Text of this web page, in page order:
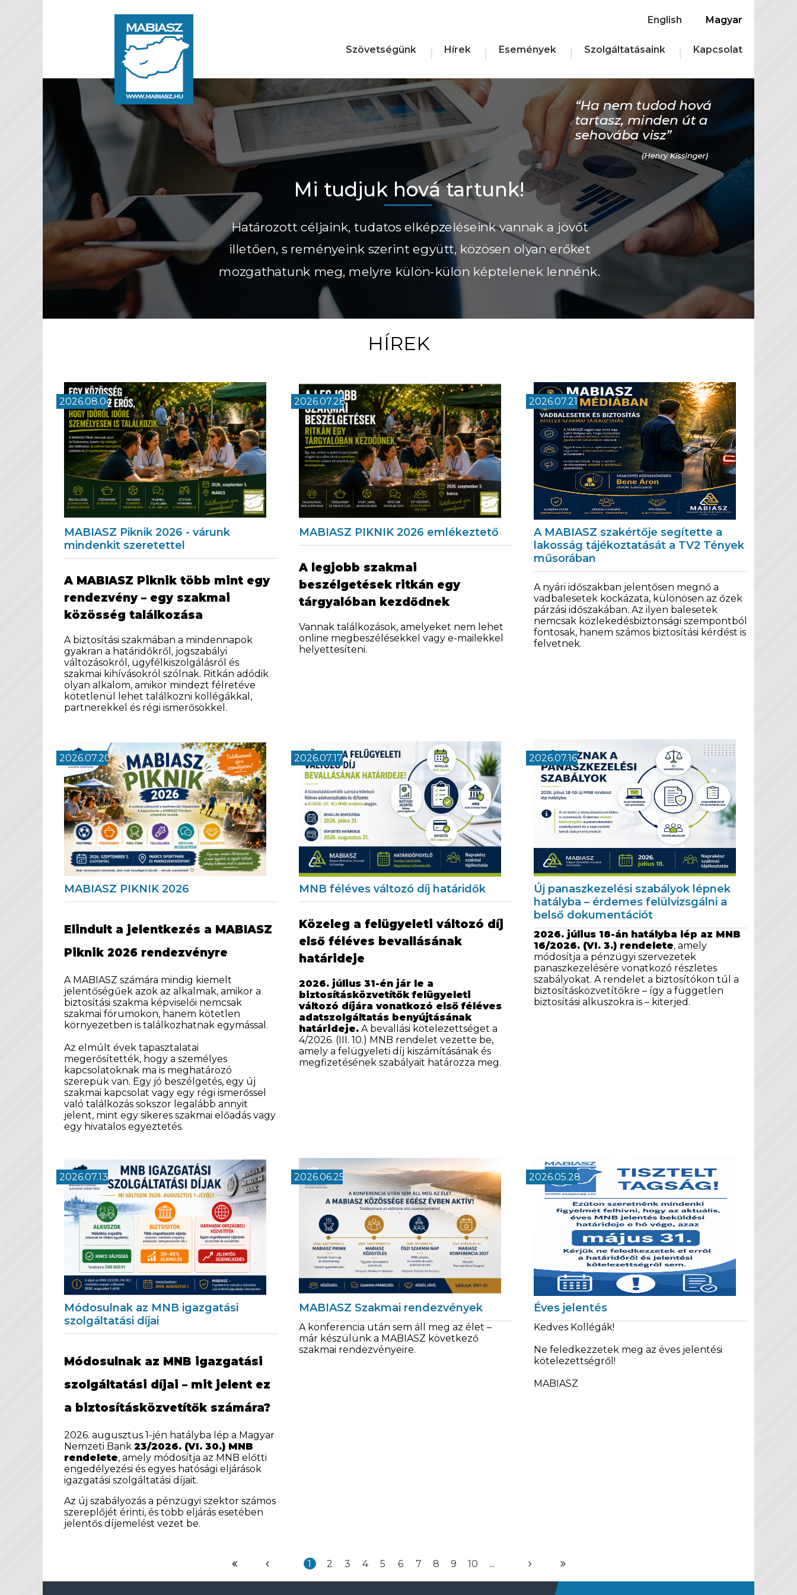
English Magyar
Szövetségünk Hírek Események Szolgáltatásaink Kapcsolat
a jövőt
olyan erőket
lennénk.
MABIASZ Konferencia
2026.
HÍREK
2026.08.04
MABIASZ Piknik 2026 - várunk
mindenkit szeretettel
A MABIASZ Piknik több mint egy
rendezvény – egy szakmai
közösség találkozása
A biztosítási szakmában a mindennapok
gyakran a határidőkről, jogszabályi
változásokról, ügyfélkiszolgálásról és
szakmai kihívásokról szólnak. Ritkán adódik
olyan alkalom, amikor mindezt félretéve
kötetlenül lehet találkozni kollégákkal,
partnerekkel és régi ismerősökkel.
2026.07.28
MABIASZ PIKNIK 2026 emlékeztető
A legjobb szakmai
beszélgetések ritkán egy
tárgyalóban kezdődnek
Vannak találkozások, amelyeket nem lehet
online megbeszélésekkel vagy e-mailekkel
helyettesíteni.
2026.07.21
A MABIASZ szakértője segítette a
lakosság tájékoztatását a TV2 Tények
műsorában
A nyári időszakban jelentősen megnő a
vadbalesetek kockázata, különösen az őzek
párzási időszakában. Az ilyen balesetek
nemcsak közlekedésbiztonsági szempontból
fontosak, hanem számos biztosítási kérdést is
felvetnek.
2026.07.20
MABIASZ PIKNIK 2026
Elindult a jelentkezés a MABIASZ
Piknik 2026 rendezvényre
A MABIASZ számára mindig kiemelt
jelentőségűek azok az alkalmak, amikor a
biztosítási szakma képviselői nemcsak
szakmai fórumokon, hanem kötetlen
környezetben is találkozhatnak egymással.
Az elmúlt évek tapasztalatai
megerősítették, hogy a személyes
kapcsolatoknak ma is meghatározó
szerepük van. Egy jó beszélgetés, egy új
szakmai kapcsolat vagy egy régi ismerőssel
való találkozás sokszor legalább annyit
jelent, mint egy sikeres szakmai előadás vagy
egy hivatalos egyeztetés.
2026.07.17
MNB féléves változó díj határidők
Közeleg a felügyeleti változó díj
első féléves bevallásának
határideje
2026. július 31-én jár le a
biztosításközvetítők felügyeleti
változó díjára vonatkozó első féléves
adatszolgáltatás benyújtásának
határideje. A bevallási kötelezettséget a
4/2026. (III. 10.) MNB rendelet vezette be,
amely a felügyeleti díj kiszámításának és
megfizetésének szabályait határozza meg.
2026.07.16
Új panaszkezelési szabályok lépnek
hatályba – érdemes felülvizsgálni a
belső dokumentációt
2026. július 18-án hatályba lép az MNB
16/2026. (VI. 3.) rendelete, amely
módosítja a pénzügyi szervezetek
panaszkezelésére vonatkozó részletes
szabályokat. A rendelet a biztosítókon túl a
biztosításközvetítőkre – így a független
biztosítási alkuszokra is – kiterjed.
2026.07.13
Módosulnak az MNB igazgatási
szolgáltatási díjai
Módosulnak az MNB igazgatási
szolgáltatási díjai – mit jelent ez
a biztosításközvetítők számára?
2026. augusztus 1-jén hatályba lép a Magyar
Nemzeti Bank 23/2026. (VI. 30.) MNB
rendelete, amely módosítja az MNB előtti
engedélyezési és egyes hatósági eljárások
igazgatási szolgáltatási díjait.
Az új szabályozás a pénzügyi szektor számos
szereplőjét érinti, és több eljárás esetében
jelentős díjemelést vezet be.
2026.06.25
MABIASZ Szakmai rendezvények
A konferencia után sem áll meg az élet –
már készülünk a MABIASZ következő
szakmai rendezvényeire.
2026.05.28
Éves jelentés
Kedves Kollégák!
Ne feledkezzetek meg az éves jelentési
kötelezettségről!
MABIASZ
1 2 3 4 5 6 7 8 9 10 ...